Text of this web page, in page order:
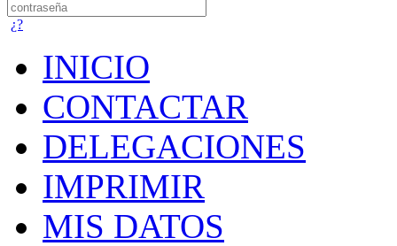
¿?
INICIO
CONTACTAR
DELEGACIONES
IMPRIMIR
MIS DATOS